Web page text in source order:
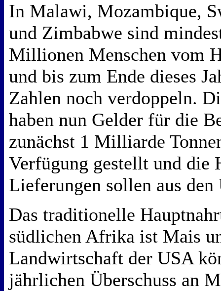
In Malawi, Mozambique,
und Zimbabwe sind
Millionen Menschen vom
und bis zum Ende dieses
Zahlen noch verdoppeln.
haben nun Gelder für die
zunächst 1 Milliarde
Verfügung gestellt und die
Lieferungen sollen aus
Das traditionelle
südlichen Afrika ist Mais
Landwirtschaft der USA
jährlichen Überschuss an